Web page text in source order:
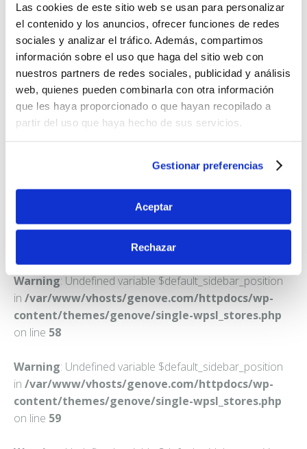
Las cookies de este sitio web se usan para personalizar
el contenido y los anuncios, ofrecer funciones de redes
sociales y analizar el tráfico. Además, compartimos
información sobre el uso que haga del sitio web con
nuestros partners de redes sociales, publicidad y análisis
web, quienes pueden combinarla con otra información
que les haya proporcionado o que hayan recopilado a
partir del uso que haya hecho de sus servicios.
Gestionar preferencias
Aceptar
Rechazar
FARMACIA MOSQUERA BACARIZA, AUGUSTO
CTRA. NACIONAL ORENSE A SANTIAGO, SN
Warning: Undefined variable $default_sidebar_position
in /var/www/vhosts/genove.com/httpdocs/wp-
content/themes/genove/single-wpsl_stores.php
on line 58
Warning: Undefined variable $default_sidebar_position
in /var/www/vhosts/genove.com/httpdocs/wp-
content/themes/genove/single-wpsl_stores.php
on line 59